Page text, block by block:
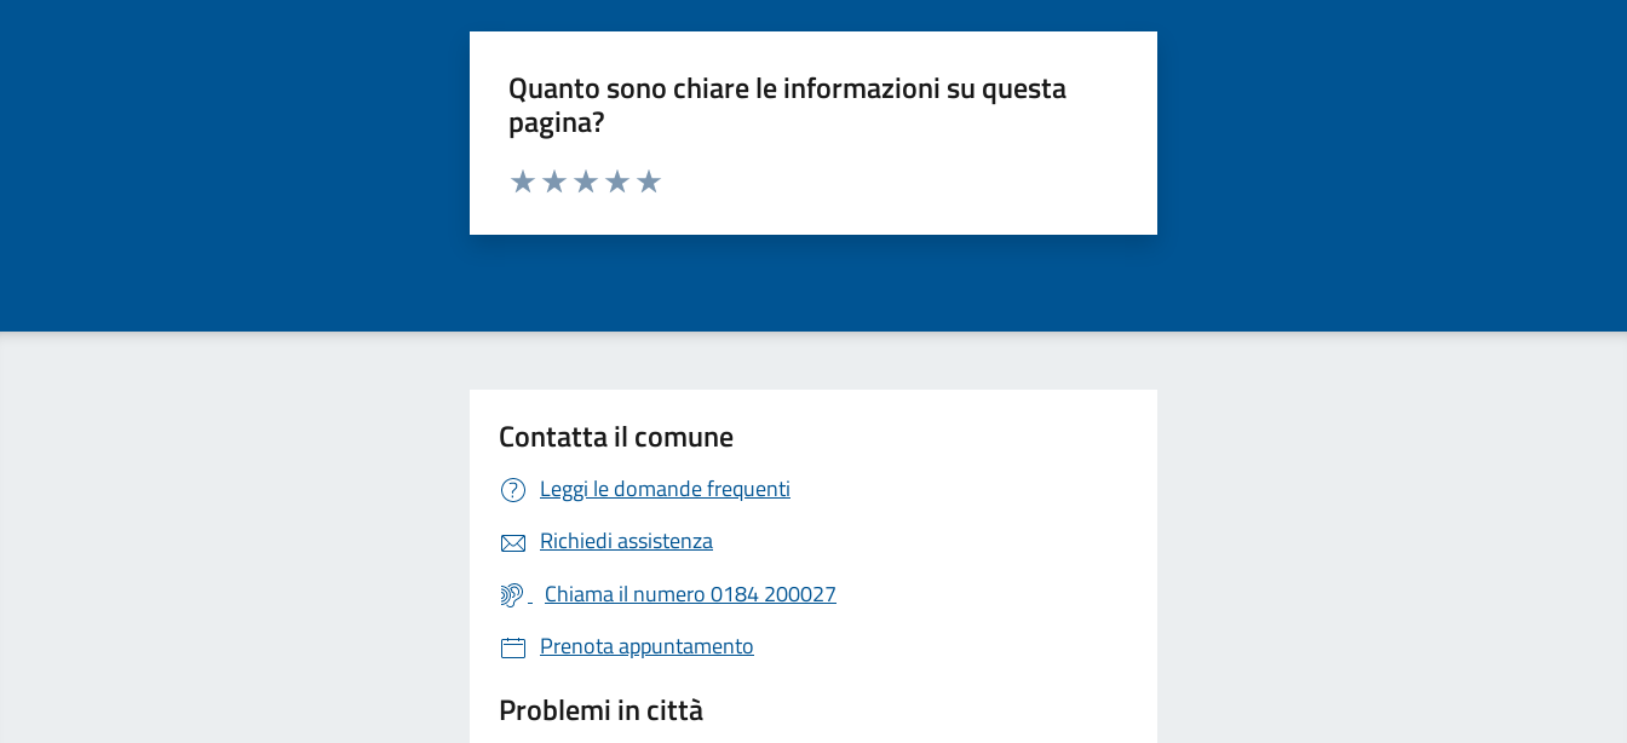
Quanto sono chiare le informazioni su questa
pagina?
Valuta da 1 a 5 stelle la pagina
Contatta il comune
Leggi le domande frequenti
Richiedi assistenza
Chiama il numero 0184 200027
Prenota appuntamento
Problemi in città